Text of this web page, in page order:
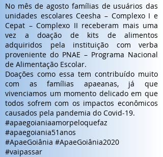
No mês de agosto famílias de usuários das
unidades escolares Ceesha – Complexo I e
Cepat – Complexo II receberam mais uma
vez a doação de kits de alimentos
adquiridos pela instituição com verba
proveniente do PNAE – Programa Nacional
de Alimentação Escolar.
Doações como essa tem contribuído muito
com as famílias apaeanas, já que
vivenciamos um momento delicado em que
todos sofrem com os impactos econômicos
causados pela pandemia do Covid-19.
#apaegoianiaamorpeloquefaz
#apaegoiania51anos
#ApaeGoiânia #ApaeGoiânia2020
#vaipassar